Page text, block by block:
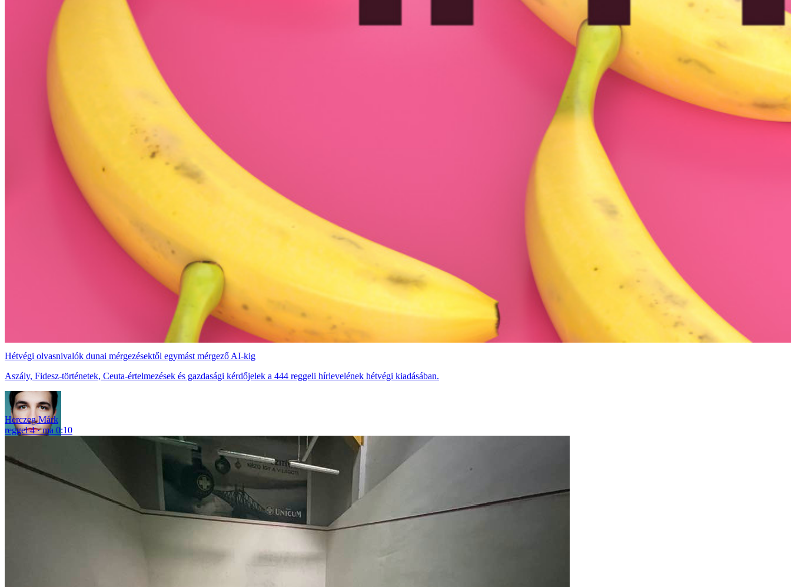
Hétvégi olvasnivalók dunai mérgezésektől egymást mérgező AI-kig
Aszály, Fidesz-történetek, Ceuta-értelmezések és gazdasági kérdőjelek a 444 reggeli hírlevelének hétvégi kiadásában.
Herczeg Márk
reggel 4
ma 0:10